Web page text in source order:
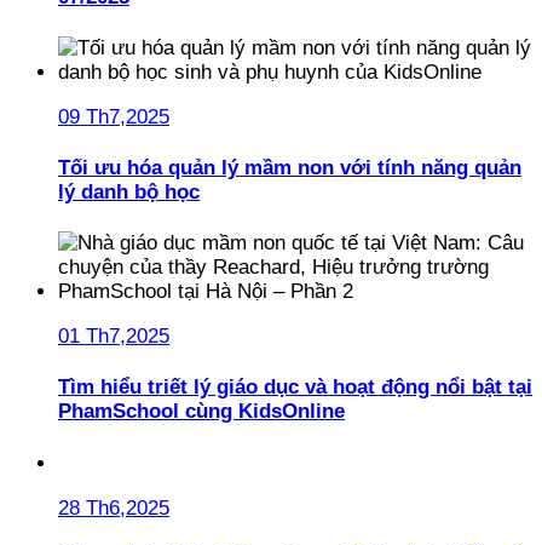
09 Th7,2025
Tối ưu hóa quản lý mầm non với tính năng quản
lý danh bộ học
01 Th7,2025
Tìm hiểu triết lý giáo dục và hoạt động nổi bật tại
PhamSchool cùng KidsOnline
28 Th6,2025